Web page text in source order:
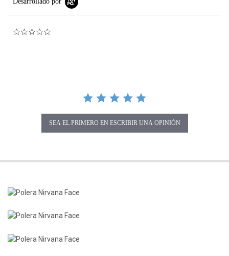
SEA EL PRIMERO EN ESCRIBIR UNA OPINIÓN